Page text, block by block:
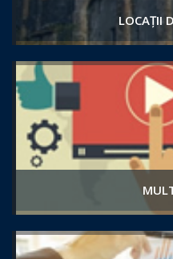
LOCAȚII